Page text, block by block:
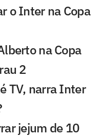
o Inter na Copa
na Copa
2
TV, narra Inter
jejum de 10